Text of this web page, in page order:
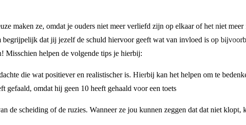
maken ze, omdat je ouders niet meer verliefd zijn op elkaar of het niet
dat jij jezelf de schuld hiervoor geeft wat van invloed is op
Misschien helpen de volgende tips je hierbij:
die wat positiever en realistischer is. Hierbij kan het helpen om te
gefaald, omdat hij geen 10 heeft gehaald voor een toets
de scheiding of de ruzies. Wanneer ze jou kunnen zeggen dat dat niet klopt,